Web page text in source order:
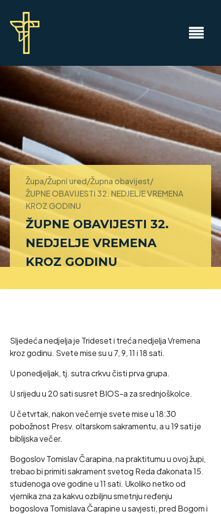
Župa/Župni ured/Župna obavijest/
ŽUPNE OBAVIJESTI 32. NEDJELJE VREMENA
KROZ GODINU
ŽUPNE OBAVIJESTI 32.
NEDJELJE VREMENA
KROZ GODINU
Sljedeća nedjelja je Trideset i treća nedjelja Vremena
kroz godinu. Svete mise su u 7, 9, 11 i 18 sati.
U ponedjeljak, tj. sutra crkvu čisti prva grupa.
U srijedu u 20 sati susret BIOS-a za srednjoškolce.
U četvrtak, nakon večernje svete mise u 18:30
pobožnost Presv. oltarskom sakramentu, a u 19 sati je
biblijska večer.
Bogoslov Tomislav Čarapina, na praktitumu u ovoj župi,
trebao bi primiti sakrament svetog Reda đakonata 15.
studenoga ove godine u 11 sati. Ukoliko netko od
vjernika zna za kakvu ozbiljnu smetnju ređenju
bogoslova Tomislava Čarapine u savjesti, pred Bogom i